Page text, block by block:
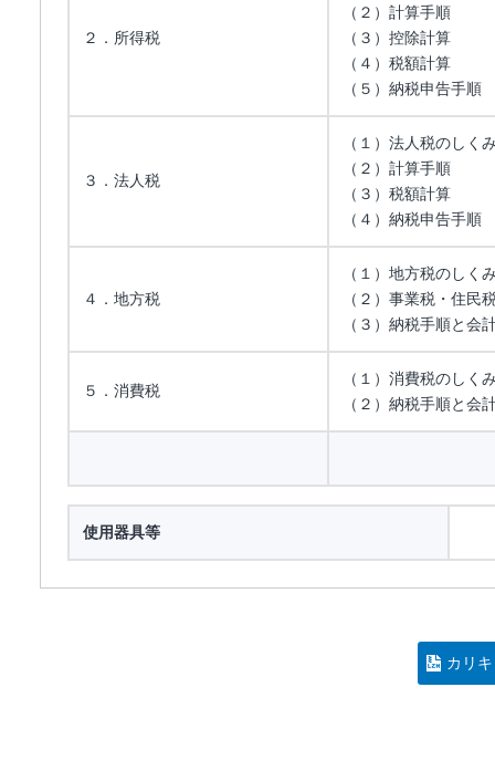
２．所得税
（２）計算手順
（３）控除計算
（４）税額計算
（５）納税申告手順
３．法人税
（１）法人税のしく
（２）計算手順
（３）税額計算
（４）納税申告手順
４．地方税
（１）地方税のしく
（２）事業税・住民
（３）納税手順と会
５．消費税
（１）消費税のしく
（２）納税手順と会
使用器具等
カリ